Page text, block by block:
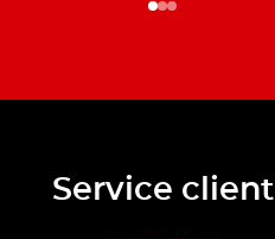
Service client